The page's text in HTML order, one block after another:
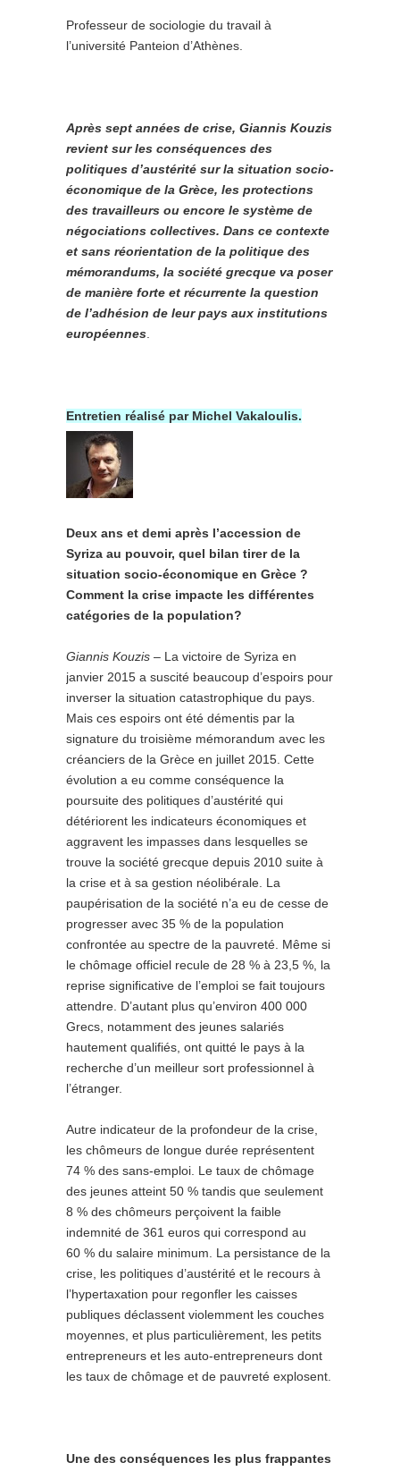
Professeur de sociologie du travail à
l’université Panteion d’Athènes.
Après sept années de crise, Giannis Kouzis
revient sur les conséquences des
politiques d’austérité sur la situation socio-
économique de la Grèce, les protections
des travailleurs ou encore le système de
négociations collectives. Dans ce contexte
et sans réorientation de la politique des
mémorandums, la société grecque va poser
de manière forte et récurrente la question
de l’adhésion de leur pays aux institutions
européennes
Entretien réalisé par Michel Vakaloulis.
Deux ans et demi après l’accession de
Syriza au pouvoir, quel bilan tirer de la
situation socio-économique en Grèce ?
Comment la crise impacte les différentes
catégories de la population?
Giannis Kouzis – La victoire de Syriza en
janvier 2015 a suscité beaucoup d’espoirs pour
inverser la situation catastrophique du pays.
Mais ces espoirs ont été démentis par la
signature du troisième mémorandum avec les
créanciers de la Grèce en juillet 2015. Cette
évolution a eu comme conséquence la
poursuite des politiques d’austérité qui
détériorent les indicateurs économiques et
aggravent les impasses dans lesquelles se
trouve la société grecque depuis 2010 suite à
la crise et à sa gestion néolibérale. La
paupérisation de la société n’a eu de cesse de
progresser avec 35 % de la population
confrontée au spectre de la pauvreté. Même si
le chômage officiel recule de 28 % à 23,5 %, la
reprise significative de l’emploi se fait toujours
attendre. D’autant plus qu’environ 400 000
Grecs, notamment des jeunes salariés
hautement qualifiés, ont quitté le pays à la
recherche d’un meilleur sort professionnel à
l’étranger.
Autre indicateur de la profondeur de la crise,
les chômeurs de longue durée représentent
74 % des sans-emploi. Le taux de chômage
des jeunes atteint 50 % tandis que seulement
8 % des chômeurs perçoivent la faible
indemnité de 361 euros qui correspond au
60 % du salaire minimum. La persistance de la
crise, les politiques d’austérité et le recours à
l’hypertaxation pour regonfler les caisses
publiques déclassent violemment les couches
moyennes, et plus particulièrement, les petits
entrepreneurs et les auto-entrepreneurs dont
les taux de chômage et de pauvreté explosent.
Une des conséquences les plus frappantes